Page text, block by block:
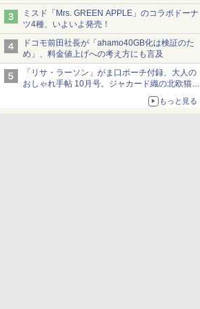
ミスド「Mrs. GREEN APPLE」のコラボドーナ
ツ4種、いよいよ発売！
ドコモ前田社長が「ahamo40GB化は検証のた
め」、料金値上げへの考え方にも言及
「リサ・ラーソン」がま口ポーチ付録、大人の
おしゃれ手帖 10月号。ジャカード織の北欧猫デ
もっと見る